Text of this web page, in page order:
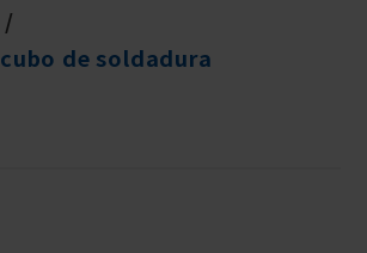
de soldadura